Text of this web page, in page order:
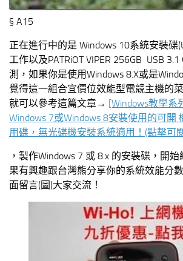
§ A15
正在進行中的是 Windows 10系統安裝碟
工作以及PATRiOT VIPER 256GB USB
測，如果你是使用Windows 8.X或是
覺得這一組合宜價位效能型電競主機的
就可以參考這篇文章→ [Windows教學系
Windows 7或Windows 8安裝使用的可開
用碟，無光碟機安裝系統適用！ (點擊可
，製作Windows 7 或 8.x 的安裝碟，開
果有興趣跟台灣熊分享你的系統效能分
面留言(圖)大家交流！